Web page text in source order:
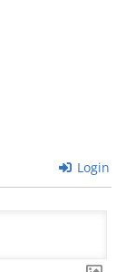
Login